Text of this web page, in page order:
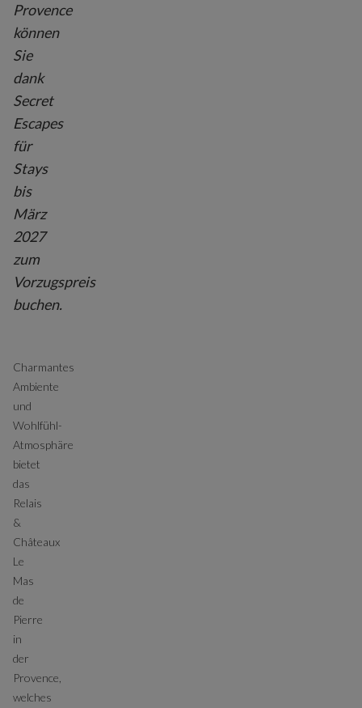
Provence
können
Sie
dank
Secret
Escapes
für
Stays
bis
März
2027
zum
Vorzugspreis
buchen.
Charmantes
Ambiente
und
Wohlfühl-
Atmosphäre
bietet
das
Relais
&
Châteaux
Le
Mas
de
Pierre
in
der
Provence,
welches